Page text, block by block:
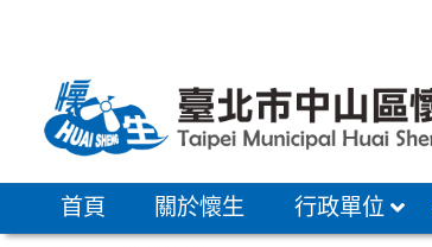
區
首頁 關於懷生 行政單位